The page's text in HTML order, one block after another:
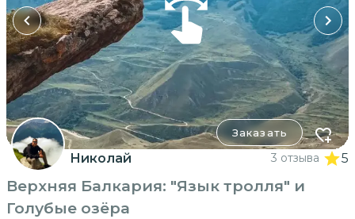
Заказать
Николай 3 отзыва 5
Верхняя Балкария: "Язык тролля" и
Голубые озёра